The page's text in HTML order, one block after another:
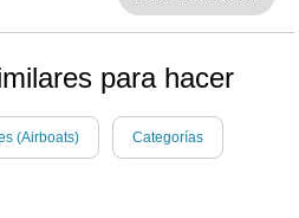
para hacer
(Airboats) Categorías